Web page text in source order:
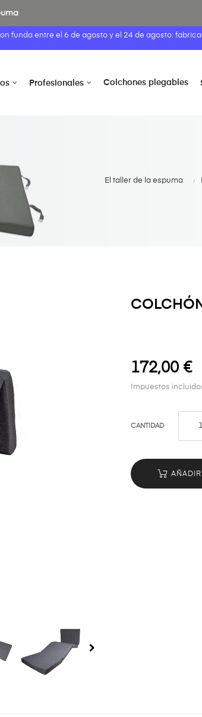
funda entre el 6 de agostoy el 24 de agosto:
Profesionales Colchones plegables
El taller de la espuma
172,00 €
Impuestos
CANTIDAD